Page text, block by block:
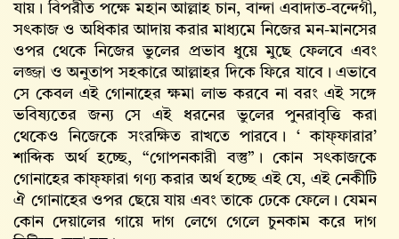
যায়। বিপরীত পক্ষে মহান আল্লাহ‌ চান, বান্দা এবাদাত-বন্দেগী,
সৎকাজ ও অধিকার আদায় করার মাধ্যমে নিজের মন-মানসের
ওপর থেকে নিজের ভুলের প্রভাব ধুয়ে মুছে ফেলবে এবং
লজ্জা ও অনুতাপ সহকারে আল্লাহর দিকে ফিরে যাবে। এভাবে
সে কেবল এই গোনাহের ক্ষমা লাভ করবে না বরং এই সঙ্গে
ভবিষ্যতের জন্য সে এই ধরনের ভুলের পুনরাবৃত্তি করা
থেকেও নিজেকে সংরক্ষিত রাখতে পারবে। ‘ কাফ্‌ফারার’
শাব্দিক অর্থ হচ্ছে, “গোপনকারী বস্তু”। কোন সৎকাজকে
গোনাহের কাফ্‌ফারা গণ্য করার অর্থ হচ্ছে এই যে, এই নেকীটি
ঐ গোনাহের ওপর ছেয়ে যায় এবং তাকে ঢেকে ফেলে। যেমন
কোন দেয়ালের গায়ে দাগ লেগে গেলে চুনকাম করে দাগ